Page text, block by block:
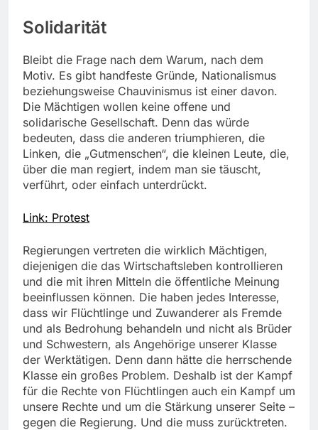
Solidarität
Bleibt die Frage nach dem Warum, nach dem
Motiv. Es gibt handfeste Gründe, Nationalismus
beziehungsweise Chauvinismus ist einer davon.
Die Mächtigen wollen keine offene und
solidarische Gesellschaft. Denn das würde
bedeuten, dass die anderen triumphieren, die
Linken, die „Gutmenschen“, die kleinen Leute, die,
über die man regiert, indem man sie täuscht,
verführt, oder einfach unterdrückt.
Link: Protest
Regierungen vertreten die wirklich Mächtigen,
diejenigen die das Wirtschaftsleben kontrollieren
und die mit ihren Mitteln die öffentliche Meinung
beeinflussen können. Die haben jedes Interesse,
dass wir Flüchtlinge und Zuwanderer als Fremde
und als Bedrohung behandeln und nicht als Brüder
und Schwestern, als Angehörige unserer Klasse
der Werktätigen. Denn dann hätte die herrschende
Klasse ein großes Problem. Deshalb ist der Kampf
für die Rechte von Flüchtlingen auch ein Kampf um
unsere Rechte und um die Stärkung unserer Seite –
gegen die Regierung. Und die muss zurücktreten.